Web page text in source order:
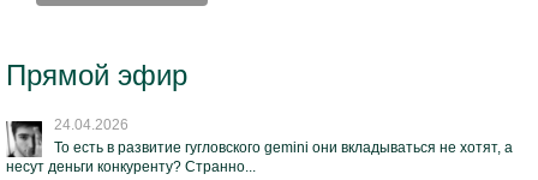
Прямой эфир
24.04.2026
То есть в развитие гугловского gemini они вкладываться не хотят, а
несут деньги конкуренту? Странно...